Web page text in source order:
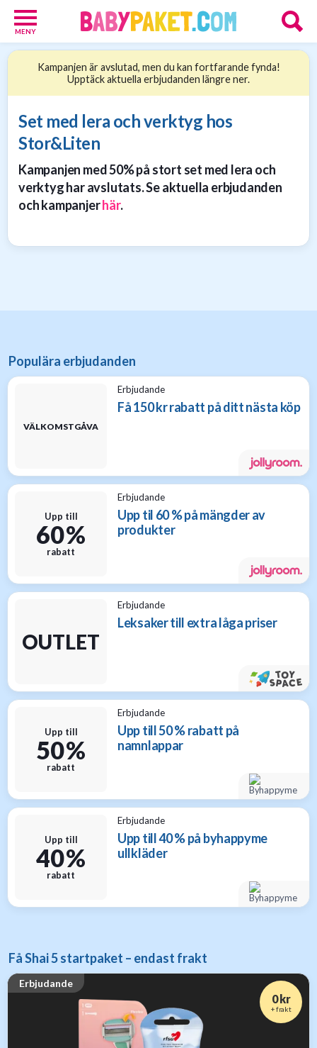
MENY
Kampanjen är avslutad, men du kan fortfarande fynda!
Upptäck aktuella erbjudanden längre ner.
Set med lera och verktyg hos
Stor&Liten
Kampanjen med 50% på stort set med lera och
verktyg har avslutats. Se aktuella erbjudanden
och kampanjerhär.
Populära erbjudanden
VÄLKOMSTGÅVA
Erbjudande
Få 150 kr rabatt på ditt nästa köp
Upp till
60 %
rabatt
Erbjudande
Upp til 60 % på mängder av
produkter
OUTLET
Erbjudande
Leksaker till extra låga priser
Upp till
50 %
rabatt
Erbjudande
Upp till 50 % rabatt på
namnlappar
Upp till
40 %
rabatt
Erbjudande
Upp till 40 % på byhappyme
ullkläder
Få Shai 5 startpaket – endast frakt
Erbjudande
0 kr
+ frakt
Föräldrar
Erbjudanden
36
Presenttips
15
Personliga
gåvor
6
21